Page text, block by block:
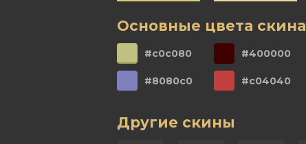
Основные цвета скина
#c0c080 #400000
#8080c0 #c04040
Другие скины